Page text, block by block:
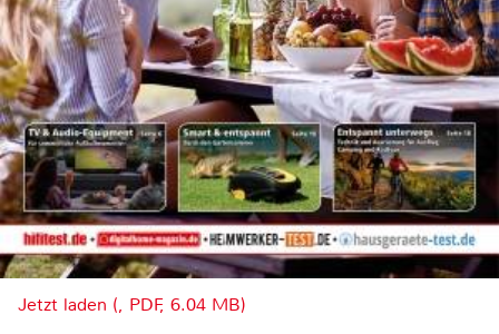
Jetzt laden (, PDF, 6.04 MB)